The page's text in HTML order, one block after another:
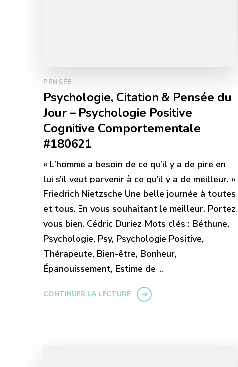
PENSÉE
Psychologie, Citation & Pensée du
Jour – Psychologie Positive
Cognitive Comportementale
#180621
« L’homme a besoin de ce qu’il y a de pire en
lui s’il veut parvenir à ce qu’il y a de meilleur. »
Friedrich Nietzsche Une belle journée à toutes
et tous. En vous souhaitant le meilleur. Portez
vous bien. Cédric Duriez Mots clés : Béthune,
Psychologie, Psy, Psychologie Positive,
Thérapeute, Bien-être, Bonheur,
Épanouissement, Estime de …
CONTINUER LA LECTURE